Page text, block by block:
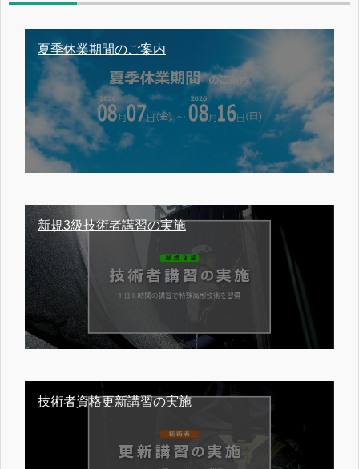
夏季休業期間のご案内
新規3級技術者講習の実施
技術者資格更新講習の実施